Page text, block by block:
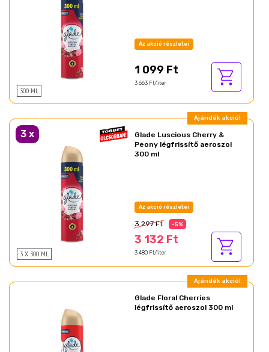
300 ML
Az akció részletei
1 099 Ft
3 663 Ft/liter
Ajándék akció!
3 x
3 X 300 ML
Glade Luscious Cherry &
Peony légfrissítő aeroszol
300 ml
Az akció részletei
3 297 Ft -5%
3 132 Ft
3 480 Ft/liter
Ajándék akció!
Glade Floral Cherries
légfrissítő aeroszol 300 ml